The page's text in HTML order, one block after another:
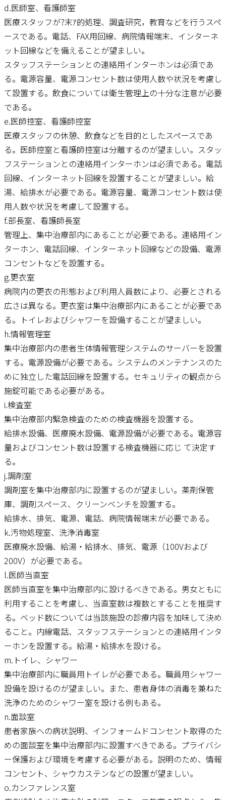
d.医師室、看護師室
医療スタッフが?末ｱ的処理、調査研究，教育などを行うスペ
ースである。電話、FAX用回線、病院情報端末、インターネ
ット回線などを備えることが望ましい。
スタッフステーションとの連絡用インターホンは必須であ
る。電源容量、電源コンセント数は使用人数や状況を考慮し
て設置する。飲食については衛生管理上の十分な注意が必要
である。
e.医師控室、看護師控室
医療スタッフの休憩、飲食などを目的としたスペースであ
る。医師控室と看護師控室は分離するのが望ましい。スタッ
フステーションとの連絡用インターホンは必須である。電話
回線、インターネット回線を設置することが望ましい。給
湯、給排水が必要である。電源容量、電源コンセント数は使
用人数や状況を考慮して設置する。
f.部長室、看護師長室
管理上、集中治療部内にあることが必要である。連絡用イン
ターホン、電話回線、インターネット回線などの設備、電源
コンセントなどを設置する。
g.更衣室
病院内の更衣の形態および利用人員数により、必要とされる
広さは異なる。更衣室は集中治療部内にあることが必要であ
る。トイレおよびシャワーを設備することが望ましい。
h.情報管理室
集中治療部内の患者生体情報管理システムのサーバーを設置
する。電源設備が必要である。システムのメンテナンスのた
めに独立した電話回線を設置する。セキュリティの観点から
施錠可能である必要がある。
i.検査室
集中治療部内緊急検査のための検査機器を設置する。
給排水設備、医療廃水設備、電源設備が必要である。電源容
量およびコンセント数は設置する検査機器に応じ て決定す
る。
j.調剤室
調剤室を集中治療部内に設置するのが望ましい。薬剤保管
庫、調剤スペース、クリーンベンチを設置する。
給排水、排気、電源、電話、病院情報端末が必要である。
k.汚物処理室、洗浄消毒室
医療廃水設備、給湯・給排水、排気、電源（100Vおよび
200V）が必要である。
l.医師当直室
医師当直室を集中治療部内に設けるべきである。男女ともに
利用することを考慮し、当直室数は複数とすることを推奨す
る。ベッド数については当該施設の診療内容を加味して決め
ること。内線電話、スタッフステーションとの連絡用インタ
ーホンを設置する。給湯・給排水を設ける。
m.トイレ、シャワー
集中治療部内に職員用トイレが必要である。職員用シャワー
設備を設けるのが望ましい。また、患者身体の消毒を兼ねた
洗浄のためのシャワー室を設ける例もある。
n.面談室
患者家族への病状説明、インフォームドコンセント取得のた
めの面談室を集中治療部内に設置すべきである。プライバシ
ー保護および環境を考慮する必要がある。説明のため、情報
コンセント、シャウカステンなどの設置が望ましい。
o.カンファレンス室